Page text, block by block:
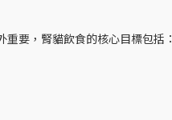
要，腎貓飲食的核心目標包括：